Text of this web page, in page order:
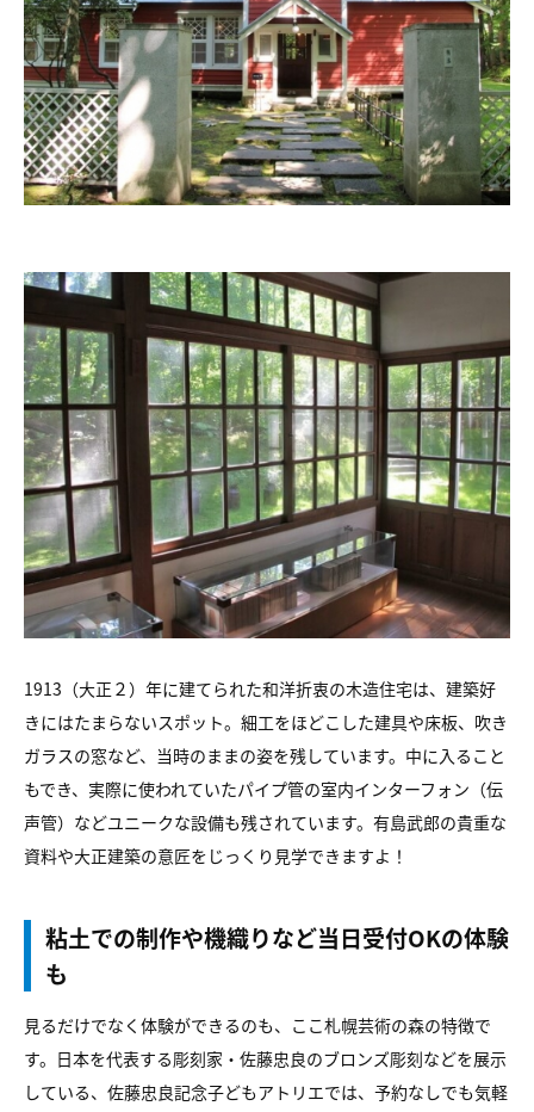
1913（大正２）年に建てられた和洋折衷の木造住宅は、建築好
きにはたまらないスポット。細工をほどこした建具や床板、吹き
ガラスの窓など、当時のままの姿を残しています。中に入ること
もでき、実際に使われていたパイプ管の室内インターフォン（伝
声管）などユニークな設備も残されています。有島武郎の貴重な
資料や大正建築の意匠をじっくり見学できますよ！
粘土での制作や機織りなど当日受付OKの体験
も
見るだけでなく体験ができるのも、ここ札幌芸術の森の特徴で
す。日本を代表する彫刻家・佐藤忠良のブロンズ彫刻などを展示
している、佐藤忠良記念子どもアトリエでは、予約なしでも気軽